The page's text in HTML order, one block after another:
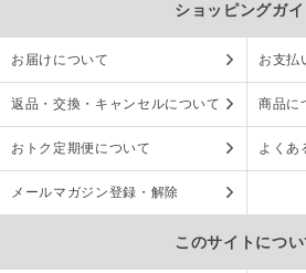
ショッピングガイ
お届けについて お支払
返品・交換・キャンセルについて 商品に
おトク定期便について よくあ
メールマガジン登録・解除
このサイトについ